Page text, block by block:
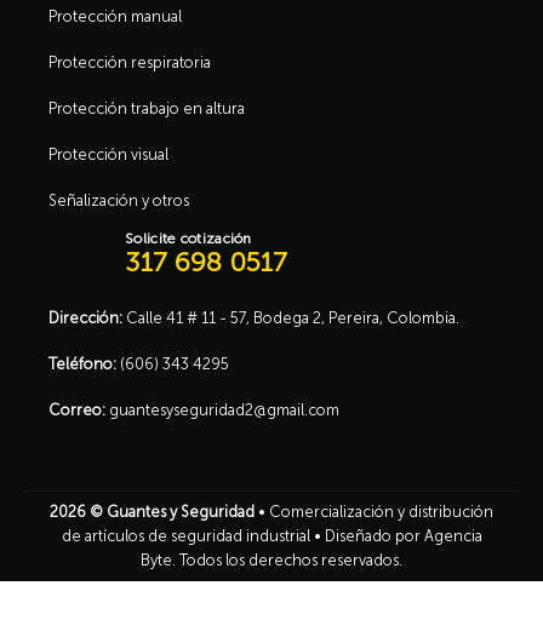
Protección manual
Protección respiratoria
Protección trabajo en altura
Protección visual
Señalización y otros
Solicite cotización
317 698 0517
Dirección: Calle 41 # 11 - 57, Bodega 2, Pereira, Colombia.
Teléfono: (606) 343 4295
Correo: guantesyseguridad2@gmail.com
2026 © Guantes y Seguridad • Comercialización y distribución
de artículos de seguridad industrial • Diseñado por Agencia
Byte . Todos los derechos reservados.